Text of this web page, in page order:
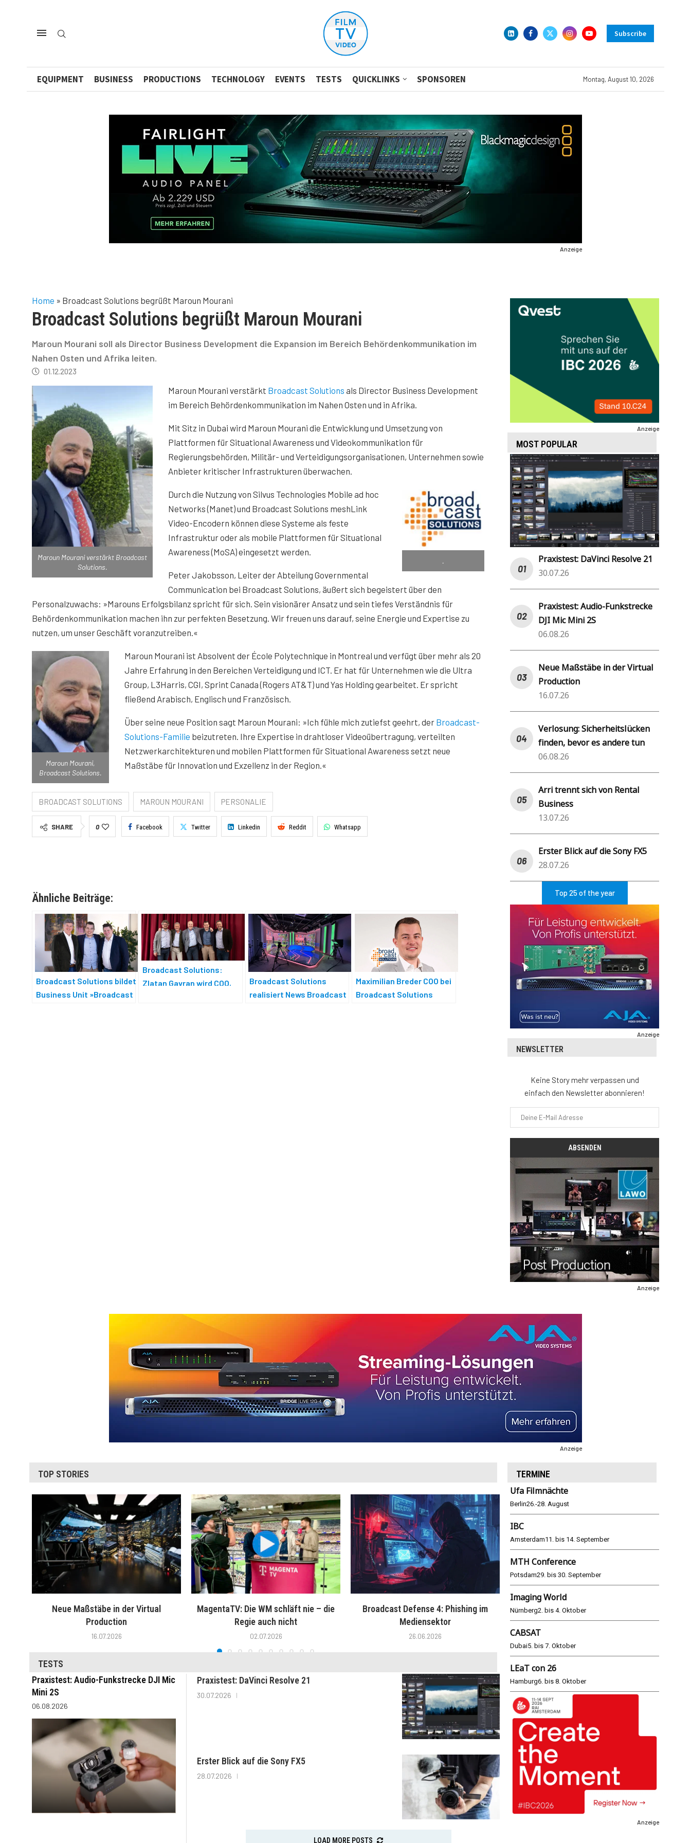
Subscribe
EQUIPMENT BUSINESS PRODUCTIONS TECHNOLOGY EVENTS TESTS QUICKLINKS SPONSOREN Montag, August 10, 2026
Anzeige
Home » Broadcast Solutions begrüßt Maroun Mourani
Broadcast Solutions begrüßt Maroun Mourani
Maroun Mourani soll als Director Business Development die Expansion im Bereich Behördenkommunikation im
Nahen Osten und Afrika leiten.
01.12.2023
Maroun Mourani verstärkt Broadcast
Solutions.
Maroun Mourani verstärkt Broadcast Solutions als Director Business Development
im Bereich Behördenkommunikation im Nahen Osten und in Afrika.
Mit Sitz in Dubai wird Maroun Mourani die Entwicklung und Umsetzung von
Plattformen für Situational Awareness und Videokommunikation für
Regierungsbehörden, Militär- und Verteidigungsorganisationen, Unternehmen sowie
Anbieter kritischer Infrastrukturen überwachen.
.
Durch die Nutzung von Silvus Technologies Mobile ad hoc
Networks (Manet) und Broadcast Solutions meshLink
Video-Encodern können diese Systeme als feste
Infrastruktur oder als mobile Plattformen für Situational
Awareness (MoSA) eingesetzt werden.
Peter Jakobsson, Leiter der Abteilung Governmental
Communication bei Broadcast Solutions, äußert sich begeistert über den
Personalzuwachs: »Marouns Erfolgsbilanz spricht für sich. Sein visionärer Ansatz und sein tiefes Verständnis für
Behördenkommunikation machen ihn zur perfekten Besetzung. Wir freuen uns darauf, seine Energie und Expertise zu
nutzen, um unser Geschäft voranzutreiben.«
Maroun Mourani,
Broadcast Solutions.
Maroun Mourani ist Absolvent der École Polytechnique in Montreal und verfügt über mehr als 20
Jahre Erfahrung in den Bereichen Verteidigung und ICT. Er hat für Unternehmen wie die Ultra
Group, L3Harris, CGI, Sprint Canada (Rogers AT&T) und Yas Holding gearbeitet. Er spricht
fließend Arabisch, Englisch und Französisch.
Über seine neue Position sagt Maroun Mourani: »Ich fühle mich zutiefst geehrt, der Broadcast-
Solutions-Familie beizutreten. Ihre Expertise in drahtloser Videoübertragung, verteilten
Netzwerkarchitekturen und mobilen Plattformen für Situational Awareness setzt neue
Maßstäbe für Innovation und Exzellenz in der Region.«
BROADCAST SOLUTIONS MAROUN MOURANI PERSONALIE
SHARE 0 Facebook Twitter Linkedin Reddit Whatsapp
Ähnliche Beiträge:
Broadcast Solutions bildet
Business Unit »Broadcast
Broadcast Solutions:
Zlatan Gavran wird COO,
Broadcast Solutions
realisiert News Broadcast
Maximilian Breder COO bei
Broadcast Solutions
Anzeige
MOST POPULAR
Praxistest: DaVinci Resolve 21
30.07.26
Praxistest: Audio-Funkstrecke
DJI Mic Mini 2S
06.08.26
Neue Maßstäbe in der Virtual
Production
16.07.26
Verlosung: Sicherheitslücken
finden, bevor es andere tun
06.08.26
Arri trennt sich von Rental
Business
13.07.26
Erster Blick auf die Sony FX5
28.07.26
Top 25 of the year
Anzeige
NEWSLETTER
Keine Story mehr verpassen und
einfach den Newsletter abonnieren!
Anzeige
Anzeige
TOP STORIES
Neue Maßstäbe in der Virtual
Production
16.07.2026
MagentaTV: Die WM schläft nie – die
Regie auch nicht
02.07.2026
Broadcast Defense 4: Phishing im
Mediensektor
26.06.2026
WM 2026: ARD und ZDF im Remote-
Modus
TESTS
Praxistest: Audio-Funkstrecke DJI Mic
Mini 2S
06.08.2026
Praxistest: DaVinci Resolve 21
30.07.2026
Erster Blick auf die Sony FX5
28.07.2026
LOAD MORE POSTS
TERMINE
Ufa Filmnächte
Berlin26.-28. August
IBC
Amsterdam11. bis 14. September
MTH Conference
Potsdam29. bis 30. September
Imaging World
Nürnberg2. bis 4. Oktober
CABSAT
Dubai5. bis 7. Oktober
LEaT con 26
Hamburg6. bis 8. Oktober
Anzeige